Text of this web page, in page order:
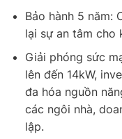
Bảo hành 5 năm:
lại sự an tâm cho
Giải phóng sức
lên đến 14kW,
đa hóa nguồn
các ngôi nhà,
lập.